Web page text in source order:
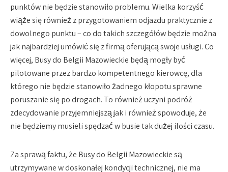
punktów nie będzie stanowiło problemu. Wielka korzyść
wiąże się również z przygotowaniem odjazdu praktycznie z
dowolnego punktu – co do takich szczegółów będzie można
jak najbardziej umówić się z firmą oferującą swoje usługi. Co
więcej, Busy do Belgii Mazowieckie będą mogły być
pilotowane przez bardzo kompetentnego kierowcę, dla
którego nie będzie stanowiło żadnego kłopotu sprawne
poruszanie się po drogach. To również uczyni podróż
zdecydowanie przyjemniejszą jak i również spowoduje, że
nie będziemy musieli spędzać w busie tak dużej ilości czasu.
Za sprawą faktu, że Busy do Belgii Mazowieckie są
utrzymywane w doskonałej kondycji technicznej, nie ma